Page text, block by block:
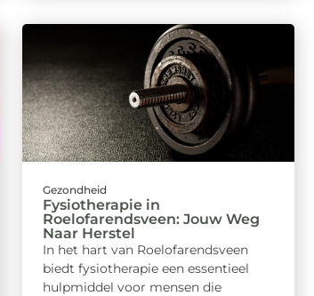
Gezondheid
Fysiotherapie in
Roelofarendsveen: Jouw Weg
Naar Herstel
In het hart van Roelofarendsveen
biedt fysiotherapie een essentieel
hulpmiddel voor mensen die